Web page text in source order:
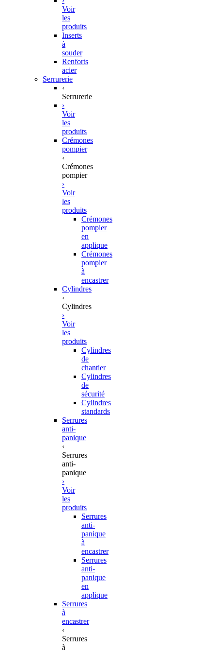
Voir
les
produits
Inserts
à
souder
Renforts
acier
Serrurerie
‹
Serrurerie
›
Voir
les
produits
Crémones
pompier
‹
Crémones
pompier
›
Voir
les
produits
Crémones
pompier
en
applique
Crémones
pompier
à
encastrer
Cylindres
‹
Cylindres
›
Voir
les
produits
Cylindres
de
chantier
Cylindres
de
sécurité
Cylindres
standards
Serrures
anti-
panique
‹
Serrures
anti-
panique
›
Voir
les
produits
Serrures
anti-
panique
à
encastrer
Serrures
anti-
panique
en
applique
Serrures
à
encastrer
‹
Serrures
à